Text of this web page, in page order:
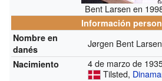
Bent Larsen en
Información
Nombre en
danés
Jørgen Bent Larsen
Nacimiento
4 de marzo de
Tilsted,